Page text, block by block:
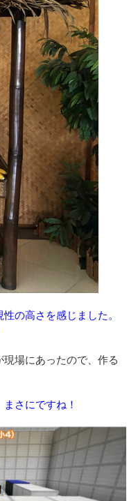
の高さを感じました。
場にあったので、作る
さにですね！